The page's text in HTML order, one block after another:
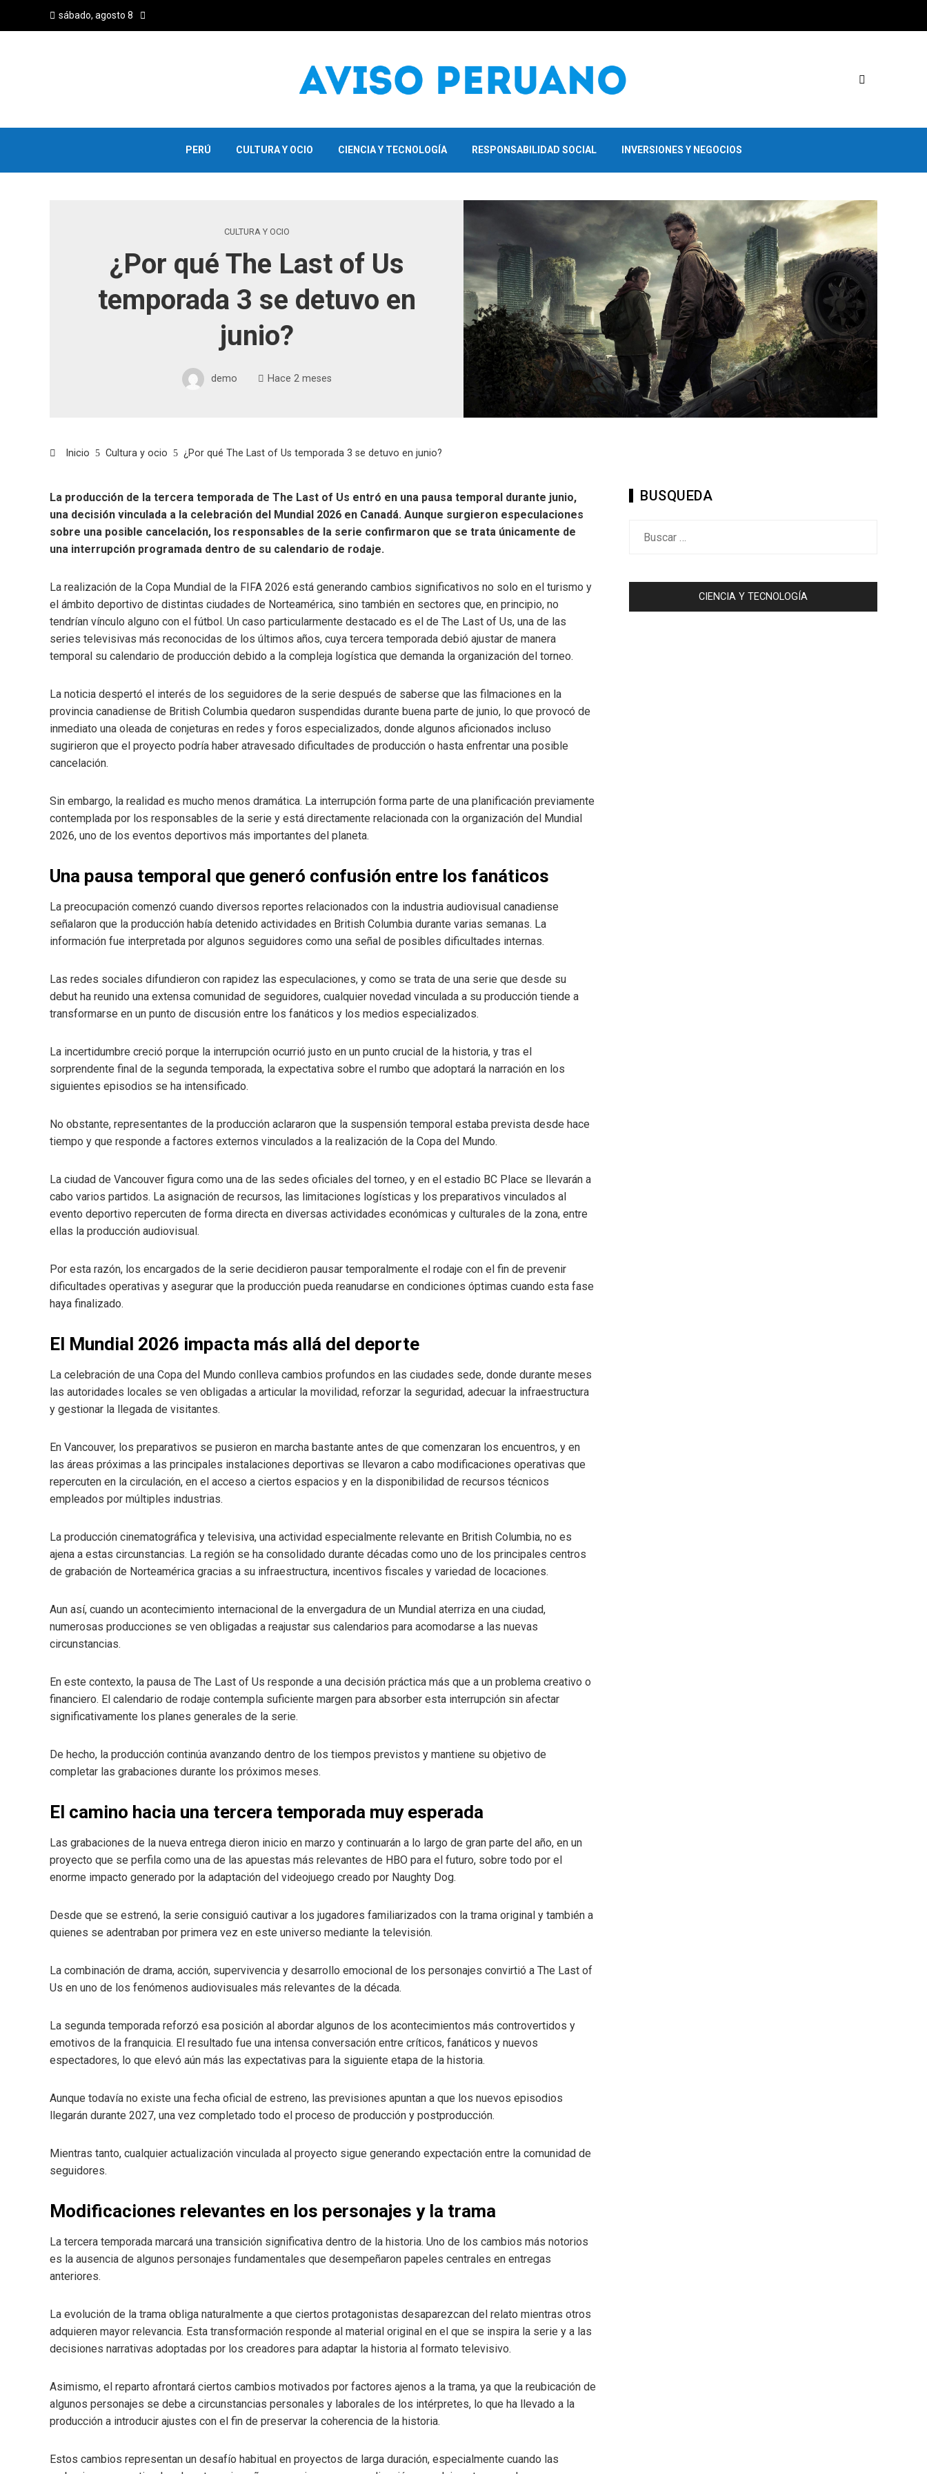
sábado, agosto 8
PERÚ CULTURA Y OCIO CIENCIA Y TECNOLOGÍA RESPONSABILIDAD SOCIAL INVERSIONES Y NEGOCIOS
CULTURA Y OCIO
¿Por qué The Last of Us
temporada 3 se detuvo en
junio?
demo Hace 2 meses
Inicio Cultura y ocio ¿Por qué The Last of Us temporada 3 se detuvo en junio?
La producción de la tercera temporada de The Last of Us entró en una pausa temporal durante junio,
una decisión vinculada a la celebración del Mundial 2026 en Canadá. Aunque surgieron especulaciones
sobre una posible cancelación, los responsables de la serie confirmaron que se trata únicamente de
una interrupción programada dentro de su calendario de rodaje.
La realización de la Copa Mundial de la FIFA 2026 está generando cambios significativos no solo en el turismo y
el ámbito deportivo de distintas ciudades de Norteamérica, sino también en sectores que, en principio, no
tendrían vínculo alguno con el fútbol. Un caso particularmente destacado es el de The Last of Us, una de las
series televisivas más reconocidas de los últimos años, cuya tercera temporada debió ajustar de manera
temporal su calendario de producción debido a la compleja logística que demanda la organización del torneo.
La noticia despertó el interés de los seguidores de la serie después de saberse que las filmaciones en la
provincia canadiense de British Columbia quedaron suspendidas durante buena parte de junio, lo que provocó de
inmediato una oleada de conjeturas en redes y foros especializados, donde algunos aficionados incluso
sugirieron que el proyecto podría haber atravesado dificultades de producción o hasta enfrentar una posible
cancelación.
Sin embargo, la realidad es mucho menos dramática. La interrupción forma parte de una planificación previamente
contemplada por los responsables de la serie y está directamente relacionada con la organización del Mundial
2026, uno de los eventos deportivos más importantes del planeta.
Una pausa temporal que generó confusión entre los fanáticos
La preocupación comenzó cuando diversos reportes relacionados con la industria audiovisual canadiense
señalaron que la producción había detenido actividades en British Columbia durante varias semanas. La
información fue interpretada por algunos seguidores como una señal de posibles dificultades internas.
Las redes sociales difundieron con rapidez las especulaciones, y como se trata de una serie que desde su
debut ha reunido una extensa comunidad de seguidores, cualquier novedad vinculada a su producción tiende a
transformarse en un punto de discusión entre los fanáticos y los medios especializados.
La incertidumbre creció porque la interrupción ocurrió justo en un punto crucial de la historia, y tras el
sorprendente final de la segunda temporada, la expectativa sobre el rumbo que adoptará la narración en los
siguientes episodios se ha intensificado.
No obstante, representantes de la producción aclararon que la suspensión temporal estaba prevista desde hace
tiempo y que responde a factores externos vinculados a la realización de la Copa del Mundo.
La ciudad de Vancouver figura como una de las sedes oficiales del torneo, y en el estadio BC Place se llevarán a
cabo varios partidos. La asignación de recursos, las limitaciones logísticas y los preparativos vinculados al
evento deportivo repercuten de forma directa en diversas actividades económicas y culturales de la zona, entre
ellas la producción audiovisual.
Por esta razón, los encargados de la serie decidieron pausar temporalmente el rodaje con el fin de prevenir
dificultades operativas y asegurar que la producción pueda reanudarse en condiciones óptimas cuando esta fase
haya finalizado.
El Mundial 2026 impacta más allá del deporte
La celebración de una Copa del Mundo conlleva cambios profundos en las ciudades sede, donde durante meses
las autoridades locales se ven obligadas a articular la movilidad, reforzar la seguridad, adecuar la infraestructura
y gestionar la llegada de visitantes.
En Vancouver, los preparativos se pusieron en marcha bastante antes de que comenzaran los encuentros, y en
las áreas próximas a las principales instalaciones deportivas se llevaron a cabo modificaciones operativas que
repercuten en la circulación, en el acceso a ciertos espacios y en la disponibilidad de recursos técnicos
empleados por múltiples industrias.
La producción cinematográfica y televisiva, una actividad especialmente relevante en British Columbia, no es
ajena a estas circunstancias. La región se ha consolidado durante décadas como uno de los principales centros
de grabación de Norteamérica gracias a su infraestructura, incentivos fiscales y variedad de locaciones.
Aun así, cuando un acontecimiento internacional de la envergadura de un Mundial aterriza en una ciudad,
numerosas producciones se ven obligadas a reajustar sus calendarios para acomodarse a las nuevas
circunstancias.
En este contexto, la pausa de The Last of Us responde a una decisión práctica más que a un problema creativo o
financiero. El calendario de rodaje contempla suficiente margen para absorber esta interrupción sin afectar
significativamente los planes generales de la serie.
De hecho, la producción continúa avanzando dentro de los tiempos previstos y mantiene su objetivo de
completar las grabaciones durante los próximos meses.
El camino hacia una tercera temporada muy esperada
Las grabaciones de la nueva entrega dieron inicio en marzo y continuarán a lo largo de gran parte del año, en un
proyecto que se perfila como una de las apuestas más relevantes de HBO para el futuro, sobre todo por el
enorme impacto generado por la adaptación del videojuego creado por Naughty Dog.
Desde que se estrenó, la serie consiguió cautivar a los jugadores familiarizados con la trama original y también a
quienes se adentraban por primera vez en este universo mediante la televisión.
La combinación de drama, acción, supervivencia y desarrollo emocional de los personajes convirtió a The Last of
Us en uno de los fenómenos audiovisuales más relevantes de la década.
La segunda temporada reforzó esa posición al abordar algunos de los acontecimientos más controvertidos y
emotivos de la franquicia. El resultado fue una intensa conversación entre críticos, fanáticos y nuevos
espectadores, lo que elevó aún más las expectativas para la siguiente etapa de la historia.
Aunque todavía no existe una fecha oficial de estreno, las previsiones apuntan a que los nuevos episodios
llegarán durante 2027, una vez completado todo el proceso de producción y postproducción.
Mientras tanto, cualquier actualización vinculada al proyecto sigue generando expectación entre la comunidad de
seguidores.
Modificaciones relevantes en los personajes y la trama
La tercera temporada marcará una transición significativa dentro de la historia. Uno de los cambios más notorios
es la ausencia de algunos personajes fundamentales que desempeñaron papeles centrales en entregas
anteriores.
La evolución de la trama obliga naturalmente a que ciertos protagonistas desaparezcan del relato mientras otros
adquieren mayor relevancia. Esta transformación responde al material original en el que se inspira la serie y a las
decisiones narrativas adoptadas por los creadores para adaptar la historia al formato televisivo.
Asimismo, el reparto afrontará ciertos cambios motivados por factores ajenos a la trama, ya que la reubicación de
algunos personajes se debe a circunstancias personales y laborales de los intérpretes, lo que ha llevado a la
producción a introducir ajustes con el fin de preservar la coherencia de la historia.
Estos cambios representan un desafío habitual en proyectos de larga duración, especialmente cuando las
BUSQUEDA
CIENCIA Y TECNOLOGÍA